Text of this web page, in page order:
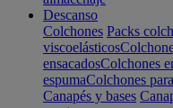
Descanso
Colchones Packs
viscoelásticos
ensacadosColchones
espumaColchones
Canapés y bases